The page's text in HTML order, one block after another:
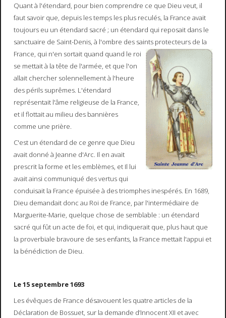
Quant à l'étendard, pour bien comprendre ce que Dieu veut, il
faut savoir que, depuis les temps les plus reculés, la France avait
toujours eu un étendard sacré ; un étendard qui reposait dans le
sanctuaire de Saint-Denis, à l'ombre des saints protecteurs de la
France, qui n'en sortait quand quand le roi
se mettait à la tête de l'armée, et que l'on
allait chercher solennellement à l'heure
des périls suprêmes. L'étendard
représentait l'âme religieuse de la France,
et il flottait au milieu des bannières
comme une prière.
C'est un étendard de ce genre que Dieu
avait donné à Jeanne d'Arc. Il en avait
prescrit la forme et les emblèmes, et Il lui
avait ainsi communiqué des vertus qui
conduisait la France épuisée à des triomphes inespérés. En 1689,
Dieu demandait donc au Roi de France, par l'intermédiaire de
Marguerite-Marie, quelque chose de semblable : un étendard
sacré qui fût un acte de foi, et qui, indiquerait que, plus haut que
la proverbiale bravoure de ses enfants, la France mettait l'appui et
la bénédiction de Dieu.
Le 15 septembre 1693
Les évêques de France désavouent les quatre articles de la
Déclaration de Bossuet, sur la demande d’Innocent XII et avec